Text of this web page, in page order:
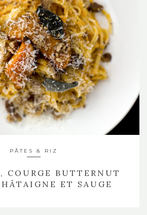
PÂTES & RIZ
COURGE BUTTERNUT
ET SAUGE